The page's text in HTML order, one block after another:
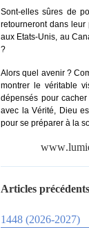
Sont-elles sûres de
retourneront dans leur
aux Etats-Unis, au
?
Alors quel avenir ?
montrer le véritable
dépensés pour
avec la Vérité, Dieu
pour se préparer à la
www.
Articles
1448 (2026-2027)